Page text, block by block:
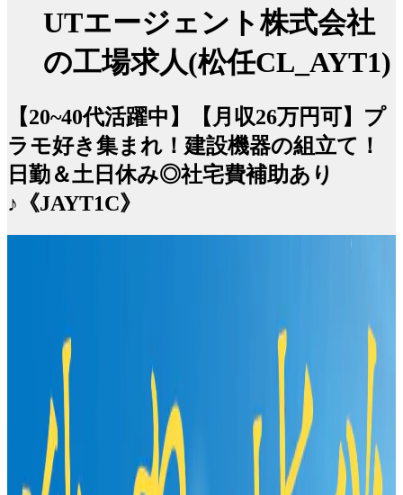
UTエージェント株式会社
の工場求人(松任CL_AYT1)
【20~40代活躍中】【月収26万円可】プ
ラモ好き集まれ！建設機器の組立て！
日勤＆土日休み◎社宅費補助あり
♪《JAYT1C》